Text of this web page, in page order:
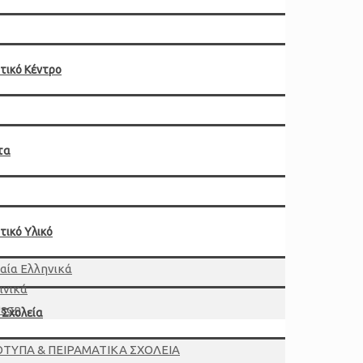
Κέντρο
Υλικό
Ελληνικά
& ΠΕΙΡΑΜΑΤΙΚΑ ΣΧΟΛΕΙΑ